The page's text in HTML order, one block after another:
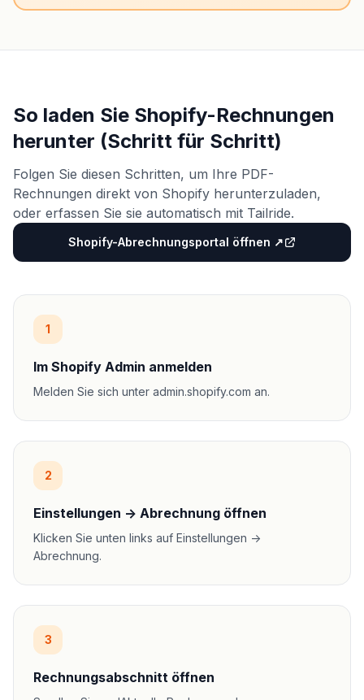
So laden Sie Shopify-Rechnungen
herunter (Schritt für Schritt)
Folgen Sie diesen Schritten, um Ihre PDF-
Rechnungen direkt von Shopify herunterzuladen,
oder erfassen Sie sie automatisch mit Tailride.
Shopify-Abrechnungsportal öffnen ↗
1
Im Shopify Admin anmelden
Melden Sie sich unter admin.shopify.com an.
2
Einstellungen -> Abrechnung öffnen
Klicken Sie unten links auf Einstellungen ->
Abrechnung.
3
Rechnungsabschnitt öffnen